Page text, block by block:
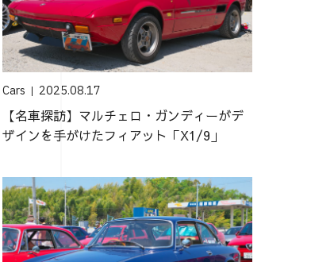
Cars 2025.08.17
【名車探訪】マルチェロ・ガンディーがデ
ザインを手がけたフィアット「X1/9」